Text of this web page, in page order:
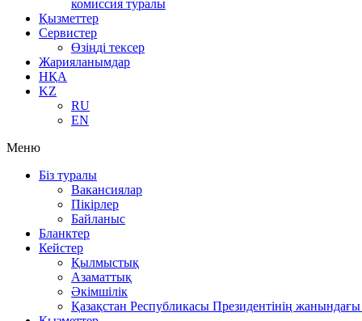
комиссия туралы
Қызметтер
Сервистер
Өзіңді тексер
Жарияланымдар
НҚА
KZ
RU
EN
Меню
Біз туралы
Вакансиялар
Пікірлер
Байланыс
Бланктер
Кейстер
Қылмыстық
Азаматтық
Әкімшілік
Қазақстан Республикасы Президентінің